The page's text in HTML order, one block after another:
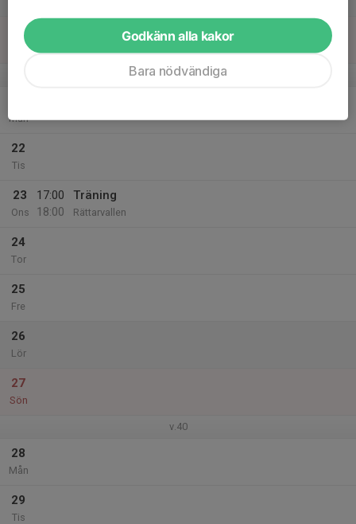
20
Sön
v.39
Mån
22
Tis
23
Ons
17:00
18:00
Träning
Rättarvallen
24
Tor
25
Fre
26
Lör
27
Sön
v.40
28
Mån
29
Tis
Godkänn alla kakor
Bara nödvändiga